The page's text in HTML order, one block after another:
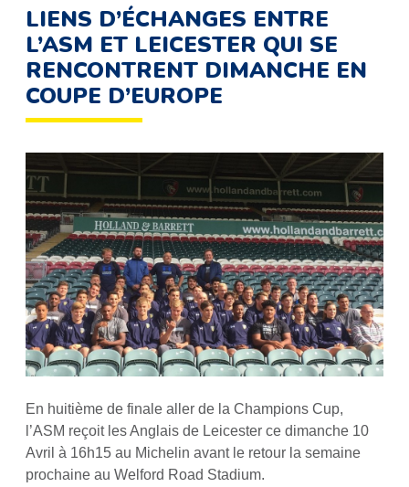
LIENS D’ÉCHANGES ENTRE
L’ASM ET LEICESTER QUI SE
RENCONTRENT DIMANCHE EN
COUPE D’EUROPE
En huitième de finale aller de la Champions Cup,
l’ASM reçoit les Anglais de Leicester ce dimanche 10
Avril à 16h15 au Michelin avant le retour la semaine
prochaine au Welford Road Stadium.